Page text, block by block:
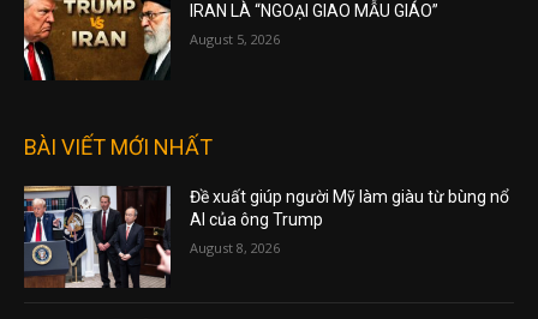
IRAN LÀ “NGOẠI GIAO MẪU GIÁO”
August 5, 2026
BÀI VIẾT MỚI NHẤT
Đề xuất giúp người Mỹ làm giàu từ bùng nổ
AI của ông Trump
August 8, 2026